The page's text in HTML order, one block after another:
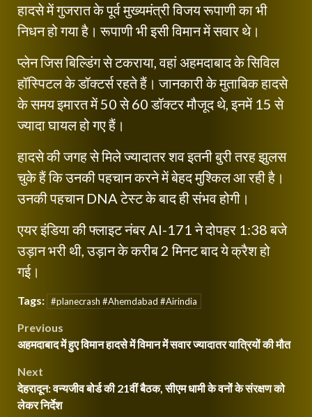
हादसे में गुजरात के पूर्व मुख्यमंत्री विजय रूपाणी का भी
निधन हो गया है। रूपाणी भी इसी विमान में सवार थे।
प्लेन जिस बिल्डिंग से टकराया, वहां अहमदाबाद के सिविल
हॉस्पिटल के डॉक्टर्स रहते हैं। जानकारी के मुताबिक हादसे
के समय इमारत में 50 से 60 डॉक्टर मौजूद थे, इनमें 15 से
ज्यादा घायल हो गए हैं।
हादसे की जगह से मिले ज्यादातर शव इतनी बुरी तरह झुलस
चुके हैं कि उनकी पहचान करने में बेहद मुश्किल आ रही है।
उनकी पहचान DNA टेस्ट के बाद ही संभव होगी।
एयर इंडिया की फ्लाइट नंबर AI-171 ने दोपहर 1:38 बजे
उड़ान भरी थी, उड़ान के करीब 2 मिनट बाद ये क्रैश हो
गई।
Tags: #planecrash #Ahemdabad #Airindia
Post
navigation
Previous
अहमदाबाद में हुए विमान हादसे में विमान में सवार ज्यादातर यात्रियों की मौत
Next
देहरादून: वन्यजीव बोर्ड की 21वीं बैठक, सीएम धामी के वनों के संरक्षण को
लेकर निर्देश